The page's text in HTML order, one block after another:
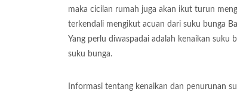
maka cicilan rumah juga akan ikut turun
terkendali mengikut acuan dari suku bunga
Yang perlu diwaspadai adalah kenaikan suku
suku bunga.
Informasi tentang kenaikan dan penurunan